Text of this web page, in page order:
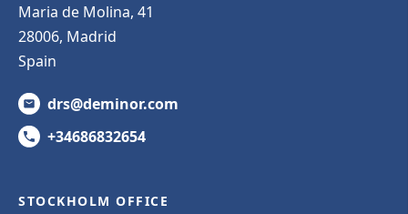
Maria de Molina, 41
28006, Madrid
Spain
drs@deminor.com
+34686832654
STOCKHOLM OFFICE